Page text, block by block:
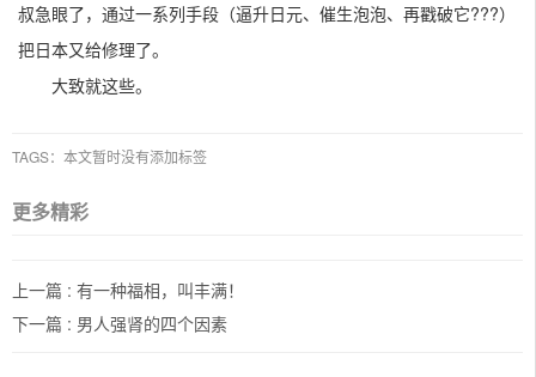
叔急眼了，通过一系列手段（逼升日元、催生泡泡、再戳破它???）
把日本又给修理了。
大致就这些。
TAGS：本文暂时没有添加标签
更多精彩
上一篇 : 有一种福相，叫丰满！
下一篇 : 男人强肾的四个因素